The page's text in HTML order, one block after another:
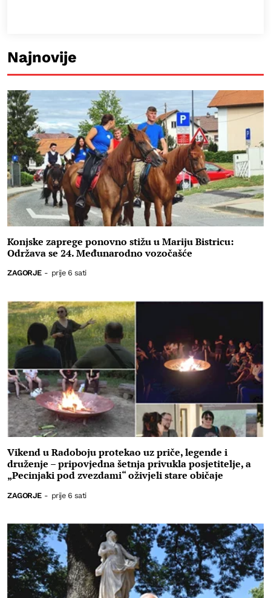
Najnovije
Konjske zaprege ponovno stižu u Mariju Bistricu:
Održava se 24. Međunarodno vozočašće
ZAGORJE - prije 6 sati
Vikend u Radoboju protekao uz priče, legende i
druženje – pripovjedna šetnja privukla posjetitelje, a
„Pecinjaki pod zvezdami“ oživjeli stare običaje
ZAGORJE - prije 6 sati